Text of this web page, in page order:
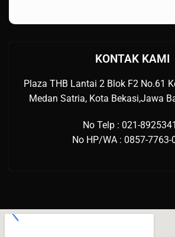
KONTAK KAMI
Plaza THB Lantai 2 Blok F2 No.61
Medan Satria, Kota Bekasi,Jawa
No Telp : 021-
No HP/WA : 0857-7763-